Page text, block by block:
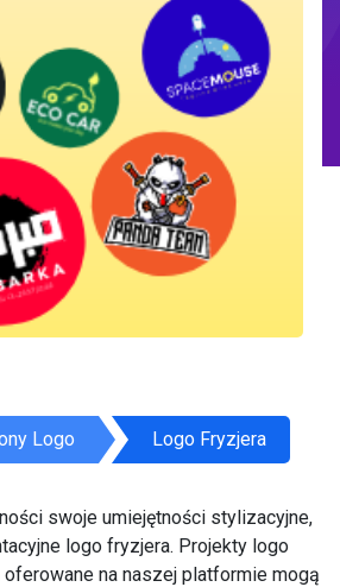
Logo Logo Fryzjera
swoje umiejętności stylizacyjne,
logo fryzjera. Projekty logo
na naszej platformie mogą